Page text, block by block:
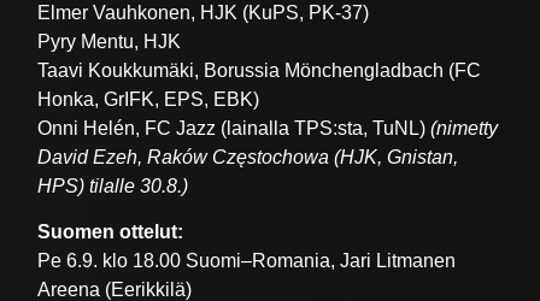
Elmer Vauhkonen, HJK (KuPS, PK-37)
Pyry Mentu, HJK
Taavi Koukkumäki, Borussia Mönchengladbach (FC
Honka, GrIFK, EPS, EBK)
Onni Helén, FC Jazz (lainalla TPS:sta, TuNL)(nimetty
David Ezeh, Raków Częstochowa (HJK, Gnistan,
HPS) tilalle 30.8.)
Suomen ottelut:
Pe 6.9. klo 18.00 Suomi–Romania, Jari Litmanen
Areena (Eerikkilä)